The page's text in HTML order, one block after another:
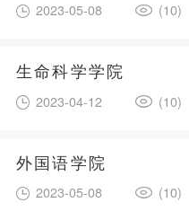
2023-05-08 (10)
生命科学学院
2023-04-12 (10)
外国语学院
2023-05-08 (10)